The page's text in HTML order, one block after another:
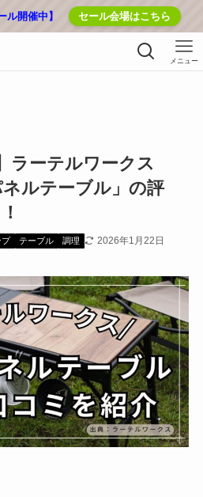
ル開催中】 セール会場はこちら
メニュー
ラーテルワークス
ネルテーブル」の評
プ テーブル 調理 2026年1月22日